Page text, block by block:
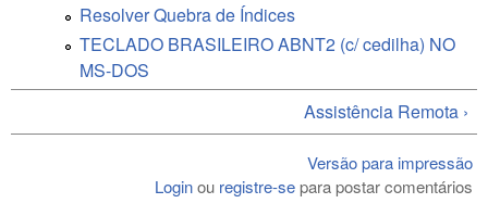
Resolver Quebra de Índices
TECLADO BRASILEIRO ABNT2 (c/ cedilha) NO
MS-DOS
Assistência Remota ›
Versão para impressão
Loginou registre-separa postar comentários